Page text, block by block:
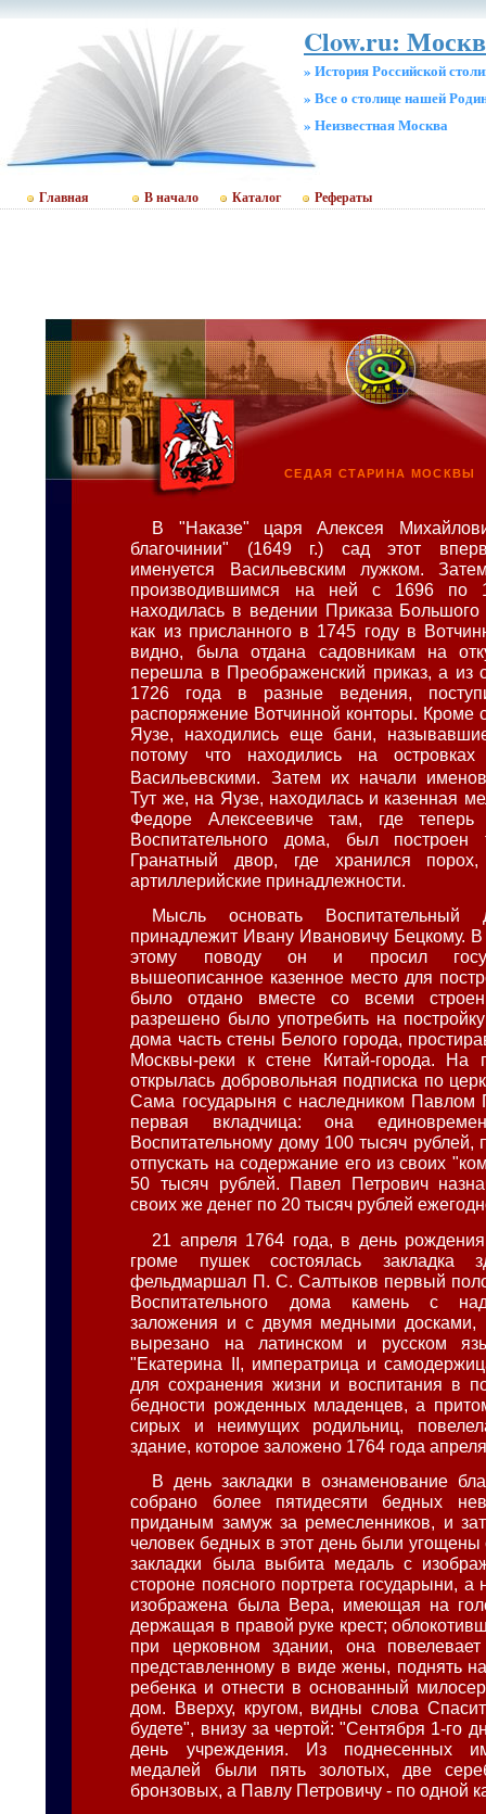
Clow.ru:
» История Российской
» Все о столице нашей
» Неизвестная Москва
Главная В начало Каталог Рефераты
СЕДАЯ СТАРИНА МОСКВЫ
В "Наказе" царя Алексея
благочинии" (1649 г.) сад этот
именуется Васильевским лужком.
производившимся на ней с 1696 по
находилась в ведении Приказа
как из присланного в 1745 году в
видно, была отдана садовникам на
перешла в Преображенский приказ, а из
1726 года в разные ведения,
распоряжение Вотчинной конторы. Кроме
Яузе, находились еще бани,
потому что находились на
Васильевскими. Затем их начали
Тут же, на Яузе, находилась и казенная
Федоре Алексеевиче там, где теперь
Воспитательного дома, был построен
Гранатный двор, где хранился
артиллерийские принадлежности.
Мысль основать
принадлежит Ивану Ивановичу Бецкому. В
этому поводу он и просил
вышеописанное казенное место для
было отдано вместе со всеми
разрешено было употребить на
дома часть стены Белого города,
Москвы-реки к стене Китай-города. На
открылась добровольная подписка по
Сама государыня с наследником Павлом
первая вкладчица: она
Воспитательному дому 100 тысяч рублей,
отпускать на содержание его из своих
50 тысяч рублей. Павел Петрович
своих же денег по 20 тысяч рублей
21 апреля 1764 года, в день
громе пушек состоялась закладка
фельдмаршал П. С. Салтыков первый
Воспитательного дома камень с
заложения и с двумя медными досками,
вырезано на латинском и русском
"Екатерина II, императрица и
для сохранения жизни и воспитания в
бедности рожденных младенцев, а
сирых и неимущих родильниц,
здание, которое заложено 1764 года
В день закладки в ознаменование
собрано более пятидесяти бедных
приданым замуж за ремесленников, и
человек бедных в этот день были
закладки была выбита медаль с
стороне поясного портрета государыни, а
изображена была Вера, имеющая на
держащая в правой руке крест;
при церковном здании, она
представленному в виде жены, поднять
ребенка и отнести в основанный
дом. Вверху, кругом, видны слова
будете", внизу за чертой: "Сентября 1-го
день учреждения. Из поднесенных
медалей были пять золотых, две
бронзовых, а Павлу Петровичу - по одной